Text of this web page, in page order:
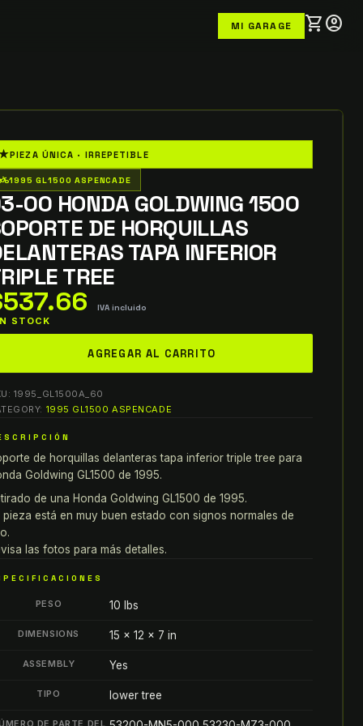
MI GARAGE shopping_cartaccount_circle
PIEZA ÚNICA · IRREPETIBLE
1995 GL1500 ASPENCADE
00 HONDA GOLDWING 1500
DE HORQUILLAS
TAPA INFERIOR
TREE
537.66 IVA incluido
STOCK
AGREGAR AL CARRITO
1995_GL1500A_60
1995 GL1500 ASPENCADE
de horquillas delanteras tapa inferior triple tree para
Goldwing GL1500 de 1995.
de una Honda Goldwing GL1500 de 1995.
pieza está en muy buen estado con signos normales de
las fotos para más detalles.
PESO 10 lbs
DIMENSIONS 15 × 12 × 7 in
ASSEMBLY Yes
TIPO lower tree
DE PARTE DEL